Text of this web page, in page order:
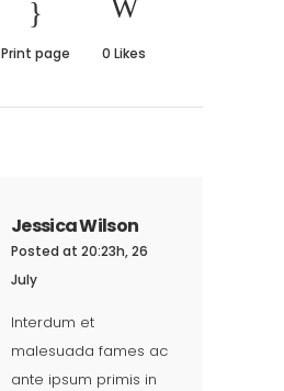
Print page 0 Likes
Jessica Wilson
Posted at 20:23h, 26
July
Interdum et
malesuada fames ac
ante ipsum primis in